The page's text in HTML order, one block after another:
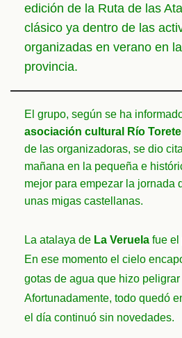
edición de la Ruta de las
clásico ya dentro de las
organizadas en verano en
provincia.
El grupo, según se ha
asociación cultural Río Torete
de las organizadoras, se dio
mañana en la pequeña e
mejor para empezar la jornada
unas migas castellanas.
La atalaya de La Veruela fue el
En ese momento el cielo
gotas de agua que hizo
Afortunadamente, todo quedó
el día continuó sin novedades.